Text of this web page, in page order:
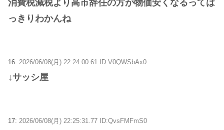
消費税減税より高市辞任の方が物価安くなるっては
っきりわかんね
16: 2026/06/08(月) 22:24:00.61 ID:V0QWSbAx0
↓サッシ屋
17: 2026/06/08(月) 22:25:31.77 ID:QvsFMFmS0